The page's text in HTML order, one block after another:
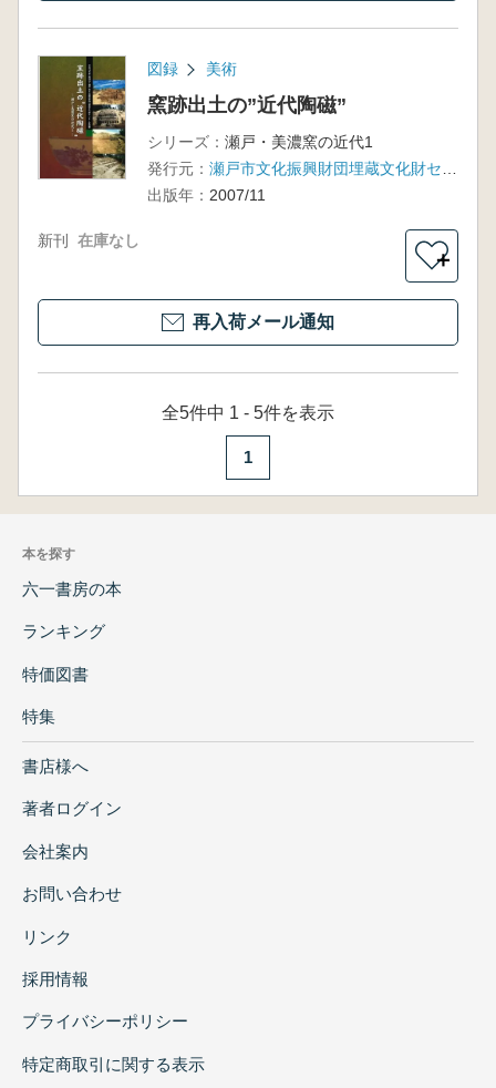
図録 美術
窯跡出土の”近代陶磁”
シリーズ： 瀬戸・美濃窯の近代1
発行元：
出版年： 2007/11
新刊 在庫なし
＋
再入荷メール通知
全5件中 1 - 5件を表示
1
本を探す
六一書房の本
ランキング
特価図書
特集
書店様へ
著者ログイン
会社案内
お問い合わせ
リンク
採用情報
プライバシーポリシー
特定商取引に関する表示